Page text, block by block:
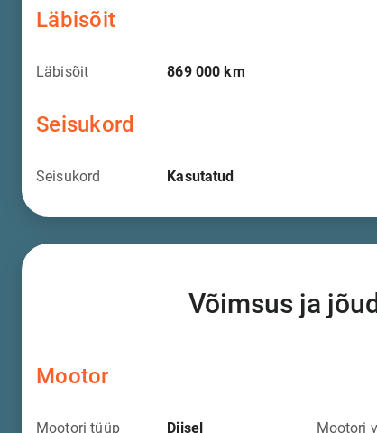
Läbisõit
Läbisõit 869 000km
Seisukord
Seisukord Kasutatud
Võimsus ja
Mootor
Mootori tüüp Diisel Mootori